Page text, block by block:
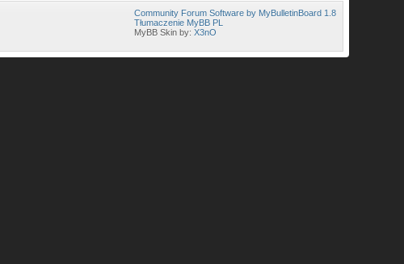
Community Forum Software by MyBulletinBoard 1.8
Tłumaczenie MyBB PL
MyBB Skin by:X3nO